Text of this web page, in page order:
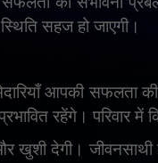
सहज हो जाएगी।
आपकी सफलता की
रहेंगे। परिवार में
खुशी देगी।